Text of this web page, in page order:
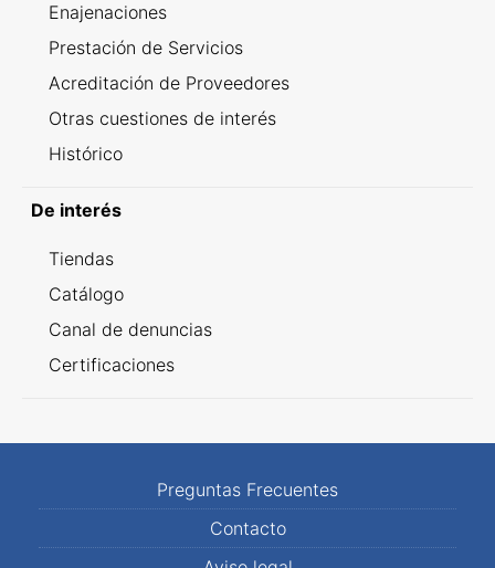
Enajenaciones
Prestación de Servicios
Acreditación de Proveedores
Otras cuestiones de interés
Histórico
De interés
Tiendas
Catálogo
Canal de denuncias
Certificaciones
Preguntas Frecuentes
Contacto